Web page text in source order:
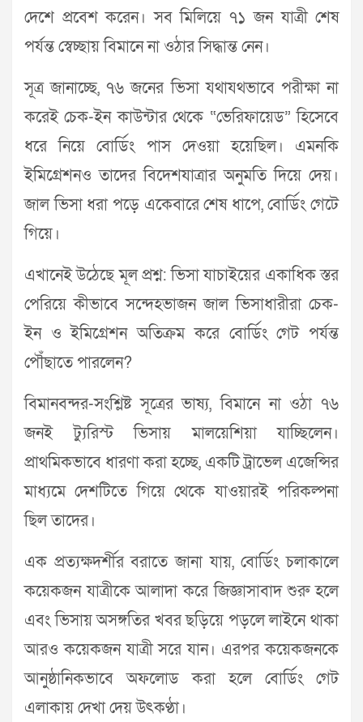
দেশে প্রবেশ করেন। সব মিলিয়ে ৭১ জন যাত্রী শেষ
পর্যন্ত স্বেচ্ছায় বিমানে না ওঠার সিদ্ধান্ত নেন।
সূত্র জানাচ্ছে, ৭৬ জনের ভিসা যথাযথভাবে পরীক্ষা না
করেই চেক-ইন কাউন্টার থেকে “ভেরিফায়েড” হিসেবে
ধরে নিয়ে বোর্ডিং পাস দেওয়া হয়েছিল। এমনকি
ইমিগ্রেশনও তাদের বিদেশযাত্রার অনুমতি দিয়ে দেয়।
জাল ভিসা ধরা পড়ে একেবারে শেষ ধাপে, বোর্ডিং গেটে
গিয়ে।
এখানেই উঠেছে মূল প্রশ্ন: ভিসা যাচাইয়ের একাধিক স্তর
পেরিয়ে কীভাবে সন্দেহভাজন জাল ভিসাধারীরা চেক-
ইন ও ইমিগ্রেশন অতিক্রম করে বোর্ডিং গেট পর্যন্ত
পৌঁছাতে পারলেন?
বিমানবন্দর-সংশ্লিষ্ট সূত্রের ভাষ্য, বিমানে না ওঠা ৭৬
জনই ট্যুরিস্ট ভিসায় মালয়েশিয়া যাচ্ছিলেন।
প্রাথমিকভাবে ধারণা করা হচ্ছে, একটি ট্রাভেল এজেন্সির
মাধ্যমে দেশটিতে গিয়ে থেকে যাওয়ারই পরিকল্পনা
ছিল তাদের।
এক প্রত্যক্ষদর্শীর বরাতে জানা যায়, বোর্ডিং চলাকালে
কয়েকজন যাত্রীকে আলাদা করে জিজ্ঞাসাবাদ শুরু হলে
এবং ভিসায় অসঙ্গতির খবর ছড়িয়ে পড়লে লাইনে থাকা
আরও কয়েকজন যাত্রী সরে যান। এরপর কয়েকজনকে
আনুষ্ঠানিকভাবে অফলোড করা হলে বোর্ডিং গেট
এলাকায় দেখা দেয় উৎকণ্ঠা।